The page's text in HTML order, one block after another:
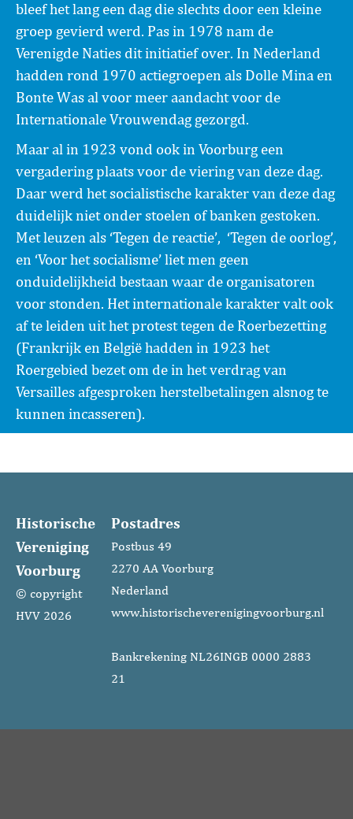
bleef het lang een dag die slechts door een kleine
groep gevierd werd. Pas in 1978 nam de
Verenigde Naties dit initiatief over. In Nederland
hadden rond 1970 actiegroepen als Dolle Mina en
Bonte Was al voor meer aandacht voor de
Internationale Vrouwendag gezorgd.
Maar al in 1923 vond ook in Voorburg een
vergadering plaats voor de viering van deze dag.
Daar werd het socialistische karakter van deze dag
duidelijk niet onder stoelen of banken gestoken.
Met leuzen als ‘Tegen de reactie’, ‘Tegen de oorlog’,
en ‘Voor het socialisme’ liet men geen
onduidelijkheid bestaan waar de organisatoren
voor stonden. Het internationale karakter valt ook
af te leiden uit het protest tegen de Roerbezetting
(Frankrijk en België hadden in 1923 het
Roergebied bezet om de in het verdrag van
Versailles afgesproken herstelbetalingen alsnog te
kunnen incasseren).
Historische
Vereniging
Voorburg
© copyright
HVV 2026
Postadres
Postbus 49
2270 AA Voorburg
Nederland
www.historischeverenigingvoorburg.nl
Bankrekening NL26INGB 0000 2883
21